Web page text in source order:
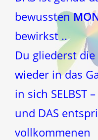
bewussten
bewirkst ..
Du gliederst die
wieder in das
in sich SELBST
und DAS
vollkommenen